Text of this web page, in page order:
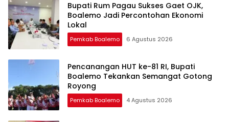
Bupati Rum Pagau Sukses Gaet OJK,
Boalemo Jadi Percontohan Ekonomi
Lokal
Pemkab Boalemo 6 Agustus 2026
Pencanangan HUT ke-81 RI, Bupati
Boalemo Tekankan Semangat Gotong
Royong
Pemkab Boalemo 4 Agustus 2026